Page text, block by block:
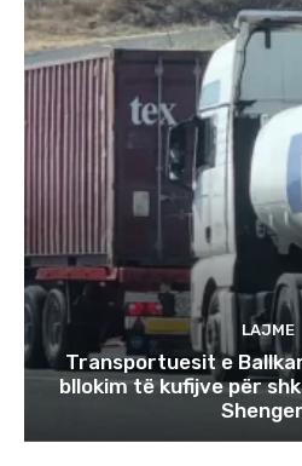
LAJME
Transportuesit e
bllokim të kufijve për